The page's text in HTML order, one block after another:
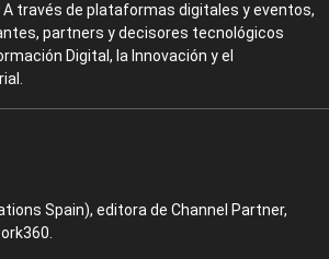
través de plataformas digitales y eventos,
partners y decisores tecnológicos
Digital, la Innovación y el
Spain), editora de Channel Partner,